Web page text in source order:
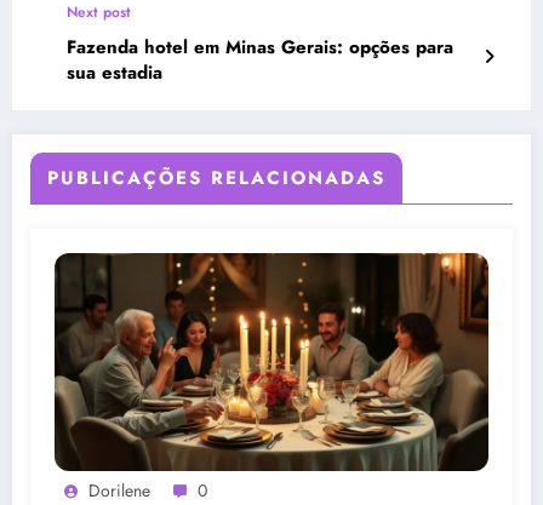
Next post
Fazenda hotel em Minas Gerais: opções para
sua estadia
PUBLICAÇÕES RELACIONADAS
Dorilene 0